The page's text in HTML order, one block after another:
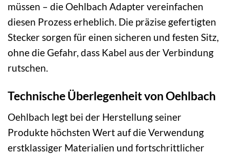
müssen – die Oehlbach Adapter vereinfachen
diesen Prozess erheblich. Die präzise gefertigten
Stecker sorgen für einen sicheren und festen Sitz,
ohne die Gefahr, dass Kabel aus der Verbindung
rutschen.
Technische Überlegenheit von Oehlbach
Oehlbach legt bei der Herstellung seiner
Produkte höchsten Wert auf die Verwendung
erstklassiger Materialien und fortschrittlicher